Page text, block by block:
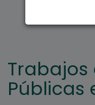
Trabajos
Públicas